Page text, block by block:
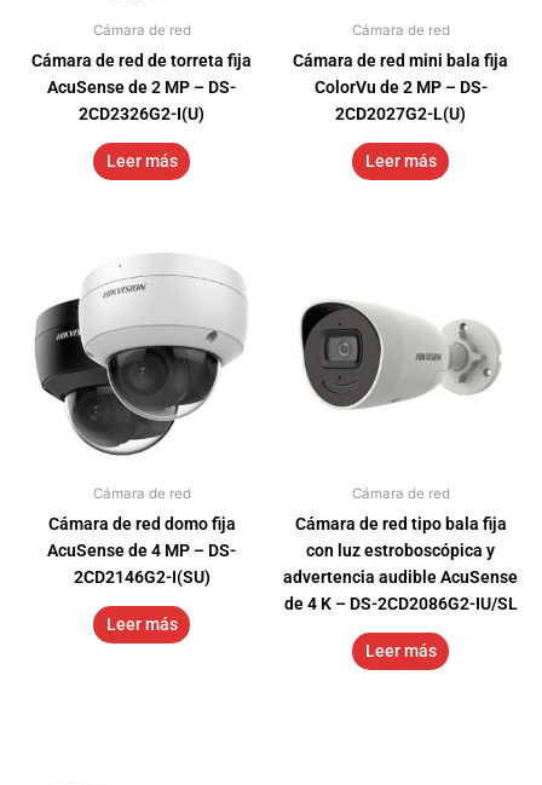
Cámara de red
Cámara de red de torreta fija
AcuSense de 2 MP – DS-
2CD2326G2-I(U)
Leer más
Cámara de red
Cámara de red mini bala fija
ColorVu de 2 MP – DS-
2CD2027G2-L(U)
Leer más
Cámara de red
Cámara de red domo fija
AcuSense de 4 MP – DS-
2CD2146G2-I(SU)
Leer más
Cámara de red
Cámara de red tipo bala fija
con luz estroboscópica y
advertencia audible AcuSense
de 4 K – DS-2CD2086G2-IU/SL
Leer más